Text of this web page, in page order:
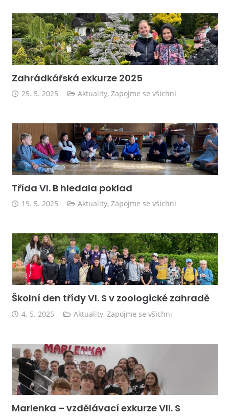
Zahrádkářská exkurze 2025
25. 5. 2025 Aktuality,Zapojme se všichni
Třída VI. B hledala poklad
19. 5. 2025 Aktuality,Zapojme se všichni
Školní den třídy VI. S v zoologické zahradě
4. 5. 2025 Aktuality,Zapojme se všichni
Marlenka – vzdělávací exkurze VII. S